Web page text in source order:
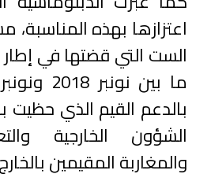
اعتزازها بهذه
الست التي قضتها في
بالدعم القيم الذي
الشؤون الخارجية
والمغاربة المقيمين